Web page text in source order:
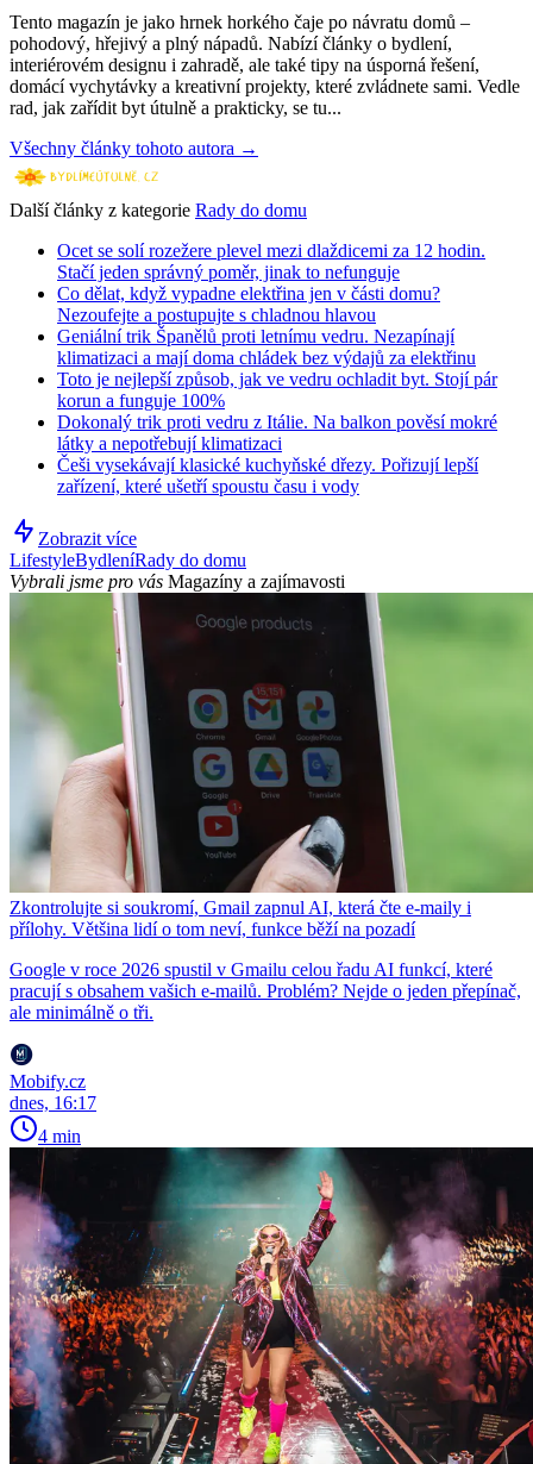
Tento magazín je jako hrnek horkého čaje po návratu domů –
pohodový, hřejivý a plný nápadů. Nabízí články o bydlení,
interiérovém designu i zahradě, ale také tipy na úsporná řešení,
domácí vychytávky a kreativní projekty, které zvládnete sami. Vedle
rad, jak zařídit byt útulně a prakticky, se tu...
Všechny články tohoto autora →
Další články z kategorie Rady do domu
Ocet se solí rozežere plevel mezi dlaždicemi za 12 hodin.
Stačí jeden správný poměr, jinak to nefunguje
Co dělat, když vypadne elektřina jen v části domu?
Nezoufejte a postupujte s chladnou hlavou
Geniální trik Španělů proti letnímu vedru. Nezapínají
klimatizaci a mají doma chládek bez výdajů za elektřinu
Toto je nejlepší způsob, jak ve vedru ochladit byt. Stojí pár
korun a funguje 100%
Dokonalý trik proti vedru z Itálie. Na balkon pověsí mokré
látky a nepotřebují klimatizaci
Češi vysekávají klasické kuchyňské dřezy. Pořizují lepší
zařízení, které ušetří spoustu času i vody
Zobrazit více
LifestyleBydleníRady do domu
Vybrali jsme pro vás Magazíny a zajímavosti
Zkontrolujte si soukromí, Gmail zapnul AI, která čte e-maily i
přílohy. Většina lidí o tom neví, funkce běží na pozadí
Google v roce 2026 spustil v Gmailu celou řadu AI funkcí, které
pracují s obsahem vašich e-mailů. Problém? Nejde o jeden přepínač,
ale minimálně o tři.
Mobify.cz
dnes, 16:17
4 min